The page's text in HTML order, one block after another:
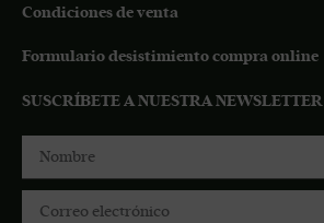
Condiciones de venta
Formulario desistimiento compra online
SUSCRÍBETE A NUESTRA NEWSLETTER